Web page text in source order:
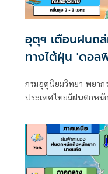
อุตุฯ เตือนฝนถ
ทางไต้ฝุ่น 'ดอล
กรมอุตุนิยมวิทยา พยาก
ประเทศไทยมีฝนตกหนั